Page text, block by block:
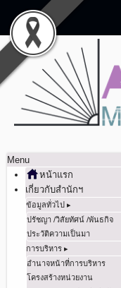
Menu
หน้าแรก
เกี่ยวกับสำนักฯ
ข้อมูลทั่วไป ▸
ปรัชญา /วิสัยทัศน์ /พันธกิจ
ประวัติความเป็นมา
การบริหาร ▸
อำนาจหน้าที่การบริหาร
โครงสร้างหน่วยงาน